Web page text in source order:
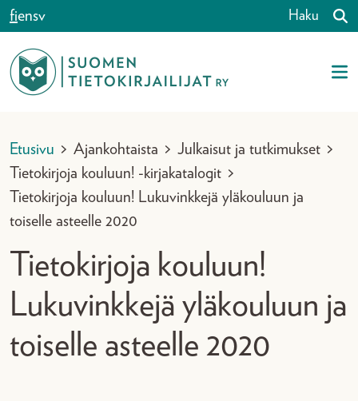
Siirry sisältöön
fiensv Haku
Etusivu > Ajankohtaista > Julkaisut ja tutkimukset >
Tietokirjoja kouluun! -kirjakatalogit >
Tietokirjoja kouluun! Lukuvinkkejä yläkouluun ja
toiselle asteelle 2020
Tietokirjoja kouluun!
Lukuvinkkejä yläkouluun ja
toiselle asteelle 2020